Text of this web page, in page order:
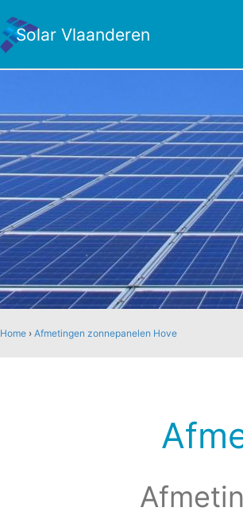
Solar Vlaanderen
Home ›Afmetingen zonnepanelen Hove